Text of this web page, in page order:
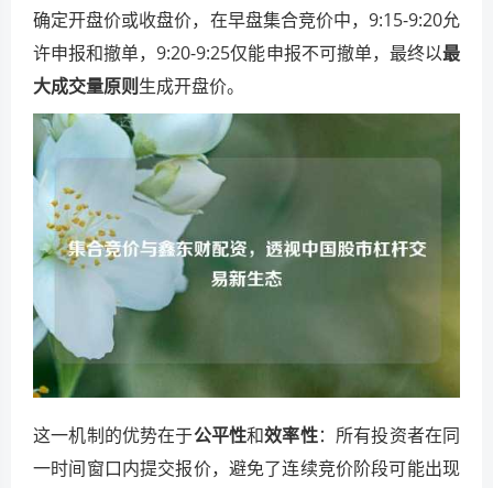
确定开盘价或收盘价，在早盘集合竞价中，9:15-9:20允
许申报和撤单，9:20-9:25仅能申报不可撤单，最终以最
大成交量原则生成开盘价。
这一机制的优势在于公平性和效率性：所有投资者在同
一时间窗口内提交报价，避免了连续竞价阶段可能出现